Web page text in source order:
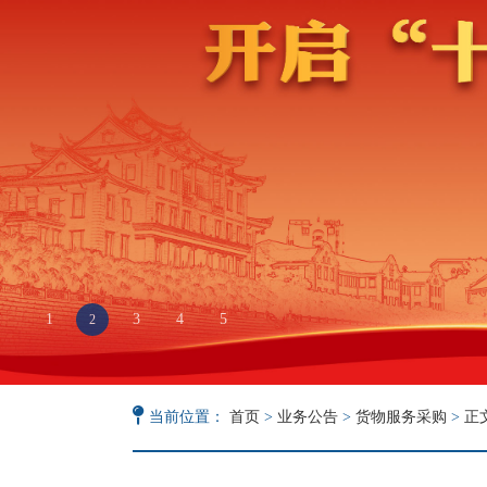
1 2 3 4 5
当前位置： 首页 > 业务公告 > 货物服务采购 > 正